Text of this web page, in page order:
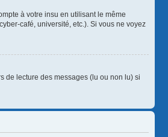
à votre insu en utilisant le même
café, université, etc.). Si vous ne voyez
de lecture des messages (lu ou non lu) si